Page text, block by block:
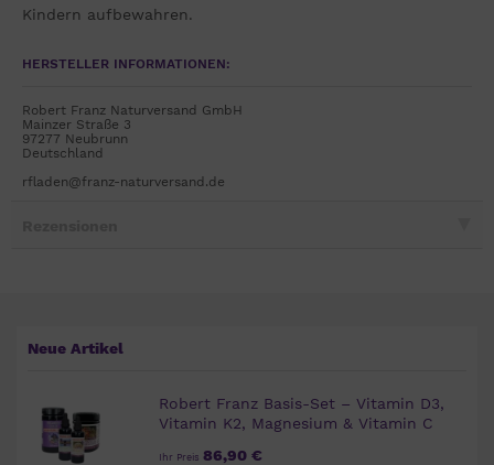
Kindern aufbewahren.
HERSTELLER INFORMATIONEN:
Robert Franz Naturversand GmbH
Mainzer Straße 3
97277 Neubrunn
Deutschland
rfladen@franz-naturversand.de
Neue Artikel
Robert Franz Basis-Set – Vitamin D3,
Vitamin K2, Magnesium & Vitamin C
Ihr Preis 86,90 €